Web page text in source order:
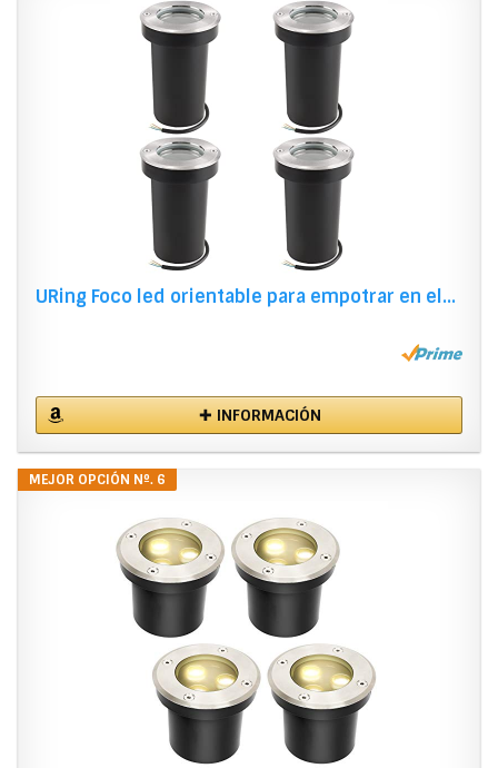
URing Foco led orientable para empotrar en el...
✚ INFORMACIÓN
MEJOR OPCIÓN Nº. 6